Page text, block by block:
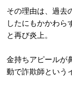
その理由は、過去
したにもかかわら
と再び炎上。
金持ちアピールが
動で詐欺師という